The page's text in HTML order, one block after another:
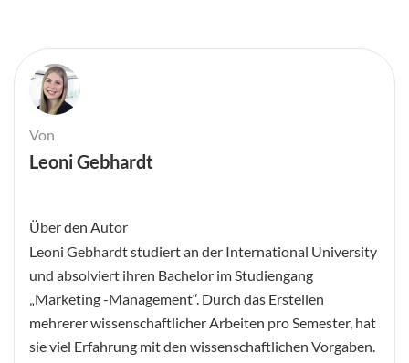
Von
Leoni Gebhardt
Über den Autor
Leoni Gebhardt studiert an der International University
und absolviert ihren Bachelor im Studiengang
„Marketing -Management“. Durch das Erstellen
mehrerer wissenschaftlicher Arbeiten pro Semester, hat
sie viel Erfahrung mit den wissenschaftlichen Vorgaben.